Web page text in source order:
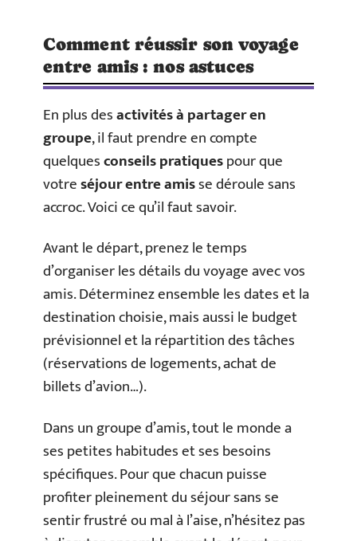
Comment réussir son voyage
entre amis : nos astuces
En plus desactivités à partager en
groupe, il faut prendre en compte
quelquesconseils pratiquespour que
votreséjour entre amisse déroule sans
accroc. Voici ce qu’il faut savoir.
Avant le départ, prenez le temps
d’organiser les détails du voyage avec vos
amis. Déterminez ensemble les dates et la
destination choisie, mais aussi le budget
prévisionnel et la répartition des tâches
(réservations de logements, achat de
billets d’avion…).
Dans un groupe d’amis, tout le monde a
ses petites habitudes et ses besoins
spécifiques. Pour que chacun puisse
profiter pleinement du séjour sans se
sentir frustré ou mal à l’aise, n’hésitez pas